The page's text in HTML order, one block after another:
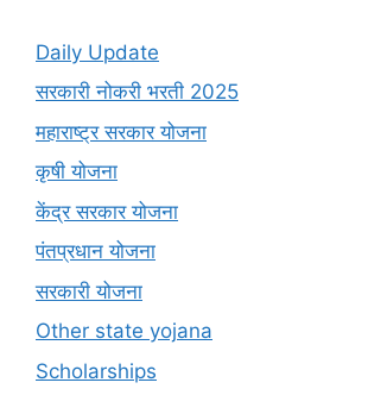
Daily Update
सरकारी नोकरी भरती 2025
महाराष्ट्र सरकार योजना
कृषी योजना
केंद्र सरकार योजना
पंतप्रधान योजना
सरकारी योजना
Other state yojana
Scholarships